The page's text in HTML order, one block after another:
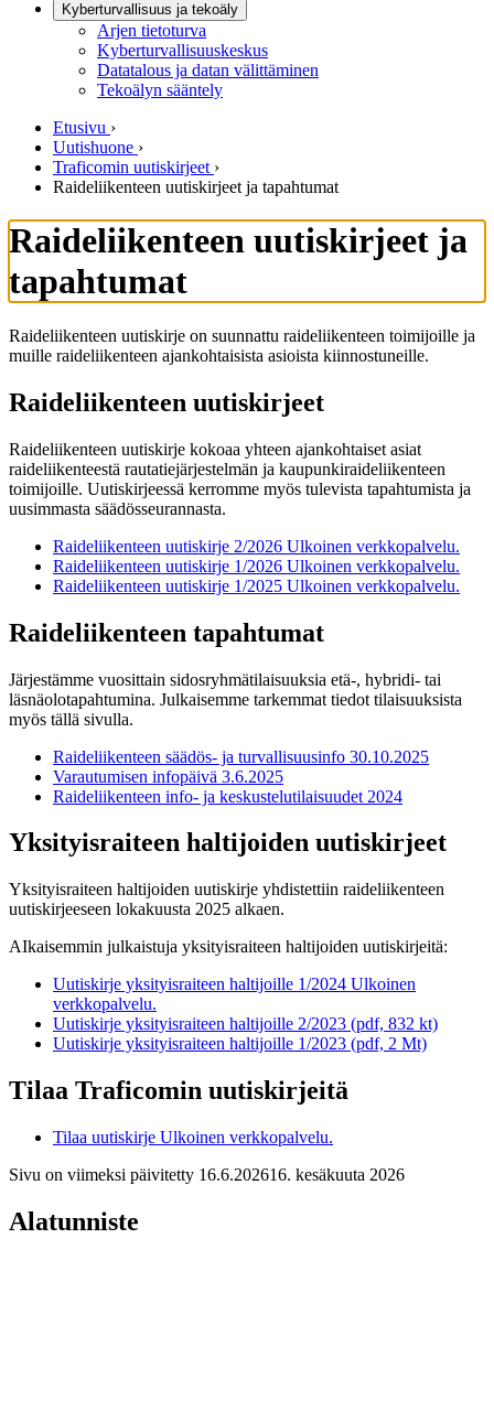
Kyberturvallisuus ja tekoäly
Arjen tietoturva
Kyberturvallisuuskeskus
Datatalous ja datan välittäminen
Tekoälyn sääntely
Etusivu ›
Uutishuone ›
Traficomin uutiskirjeet ›
Raideliikenteen uutiskirjeet ja tapahtumat
Raideliikenteen uutiskirjeet ja
tapahtumat
Raideliikenteen uutiskirje on suunnattu raideliikenteen toimijoille ja
muille raideliikenteen ajankohtaisista asioista kiinnostuneille.
Raideliikenteen uutiskirjeet
Raideliikenteen uutiskirje kokoaa yhteen ajankohtaiset asiat
raideliikenteestä rautatiejärjestelmän ja kaupunkiraideliikenteen
toimijoille. Uutiskirjeessä kerromme myös tulevista tapahtumista ja
uusimmasta säädösseurannasta.
Raideliikenteen uutiskirje 2/2026 Ulkoinen verkkopalvelu.
Raideliikenteen uutiskirje 1/2026 Ulkoinen verkkopalvelu.
Raideliikenteen uutiskirje 1/2025 Ulkoinen verkkopalvelu.
Raideliikenteen tapahtumat
Järjestämme vuosittain sidosryhmätilaisuuksia etä-, hybridi- tai
läsnäolotapahtumina. Julkaisemme tarkemmat tiedot tilaisuuksista
myös tällä sivulla.
Raideliikenteen säädös- ja turvallisuusinfo 30.10.2025
Varautumisen infopäivä 3.6.2025
Raideliikenteen info- ja keskustelutilaisuudet 2024
Yksityisraiteen haltijoiden uutiskirjeet
Yksityisraiteen haltijoiden uutiskirje yhdistettiin raideliikenteen
uutiskirjeeseen lokakuusta 2025 alkaen.
AIkaisemmin julkaistuja yksityisraiteen haltijoiden uutiskirjeitä:
Uutiskirje yksityisraiteen haltijoille 1/2024 Ulkoinen
verkkopalvelu.
Uutiskirje yksityisraiteen haltijoille 2/2023 (pdf, 832 kt)
Uutiskirje yksityisraiteen haltijoille 1/2023 (pdf, 2 Mt)
Tilaa Traficomin uutiskirjeitä
Tilaa uutiskirje Ulkoinen verkkopalvelu.
Sivu on viimeksi päivitetty 16.6.202616. kesäkuuta 2026
Alatunniste